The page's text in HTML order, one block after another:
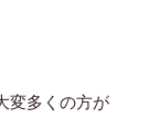
変多くの方が